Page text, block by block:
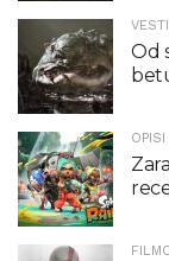
VESTI
Od
OPISI